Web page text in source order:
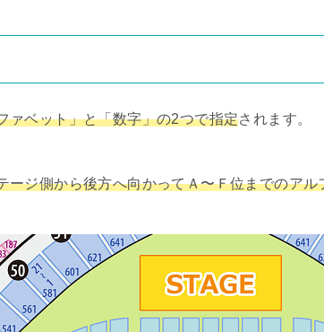
ァベット」と「数字」の2つで指定されます。
ージ側から後方へ向かってＡ〜Ｆ位までのアル